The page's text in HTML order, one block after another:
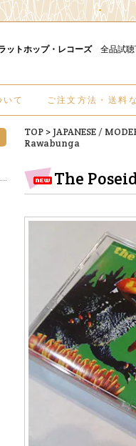
ットホップ・レコーズ全品試
て ご注文方法・送料
TOP > JAPANESE /
Rawabunga
The